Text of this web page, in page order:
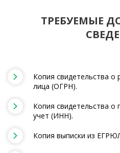
ТРЕБУЕМЫЕ
Копия свидетельства о
лица (ОГРН).
Копия свидетельства о
учет (ИНН).
Копия выписки из